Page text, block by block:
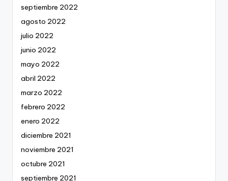
septiembre 2022
agosto 2022
julio 2022
junio 2022
mayo 2022
abril 2022
marzo 2022
febrero 2022
enero 2022
diciembre 2021
noviembre 2021
octubre 2021
septiembre 2021